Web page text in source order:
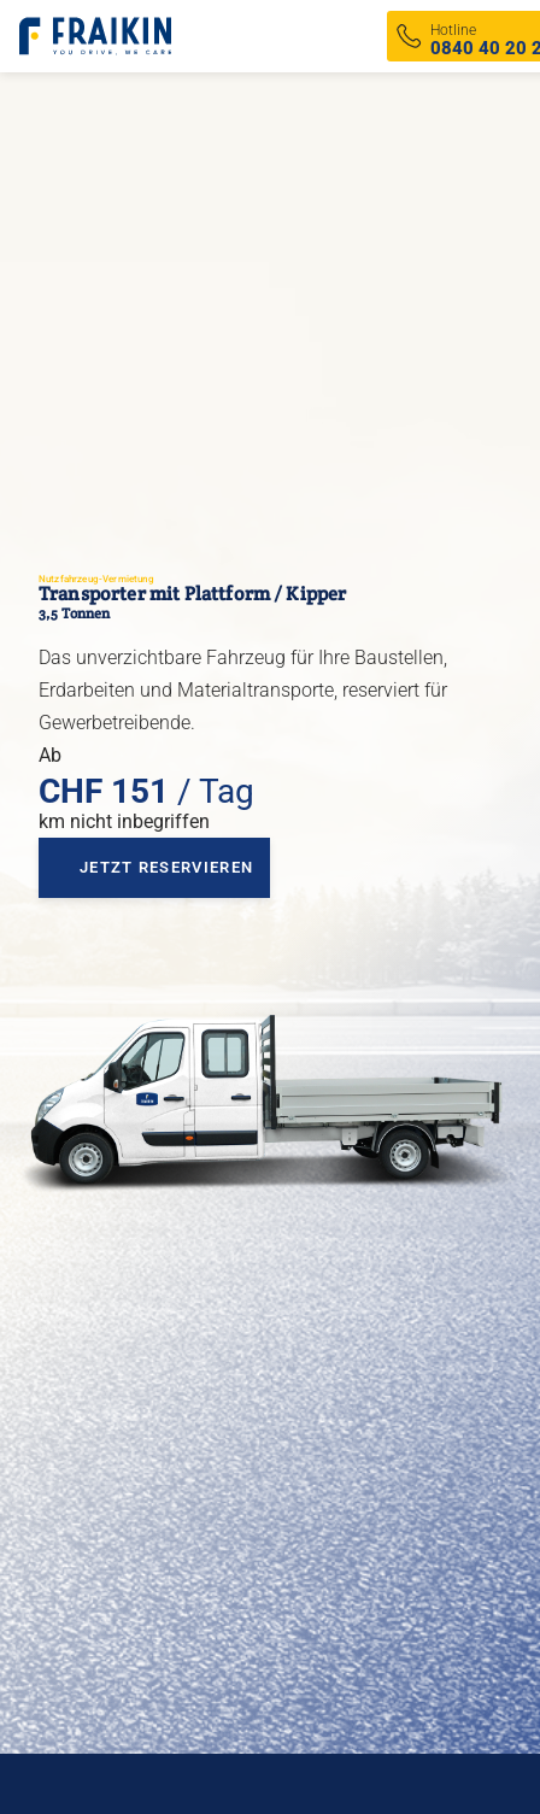
Fraikin Hotline
0840 40 20
Langzeitmiete
Fahrzeug-Leasing
Alle Dienstleistungen
Transporter mit Plattform / Kipper
3,5 Tonnen
Nutzfahrzeug-Vermietung
Das unverzichtbare Fahrzeug für Ihre Baustellen,
Erdarbeiten und Materialtransporte, reserviert für
Gewerbetreibende.
Ab
CHF 151 / Tag
km nicht inbegriffen
JETZT RESERVIEREN